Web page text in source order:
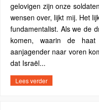
gelovigen zijn onze
wensen over, lijkt mij. Het
fundamentalist. Als we de
komen, waarin de
aanjagender naar voren
dat Israël...
Lees verder